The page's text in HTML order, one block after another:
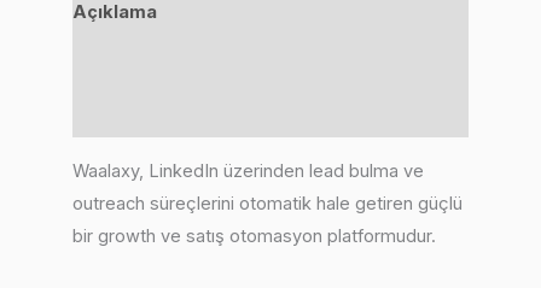
Açıklama
Waalaxy, LinkedIn üzerinden lead bulma ve
outreach süreçlerini otomatik hale getiren güçlü
bir growth ve satış otomasyon platformudur.